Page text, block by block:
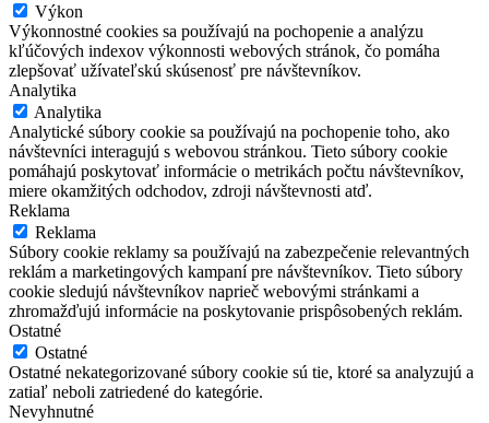
Výkon
Výkonnostné cookies sa používajú na pochopenie a analýzu
kľúčových indexov výkonnosti webových stránok, čo pomáha
zlepšovať užívateľskú skúsenosť pre návštevníkov.
Analytika
Analytika
Analytické súbory cookie sa používajú na pochopenie toho, ako
návštevníci interagujú s webovou stránkou. Tieto súbory cookie
pomáhajú poskytovať informácie o metrikách počtu návštevníkov,
miere okamžitých odchodov, zdroji návštevnosti atď.
Reklama
Reklama
Súbory cookie reklamy sa používajú na zabezpečenie relevantných
reklám a marketingových kampaní pre návštevníkov. Tieto súbory
cookie sledujú návštevníkov naprieč webovými stránkami a
zhromažďujú informácie na poskytovanie prispôsobených reklám.
Ostatné
Ostatné
Ostatné nekategorizované súbory cookie sú tie, ktoré sa analyzujú a
zatiaľ neboli zatriedené do kategórie.
Nevyhnutné